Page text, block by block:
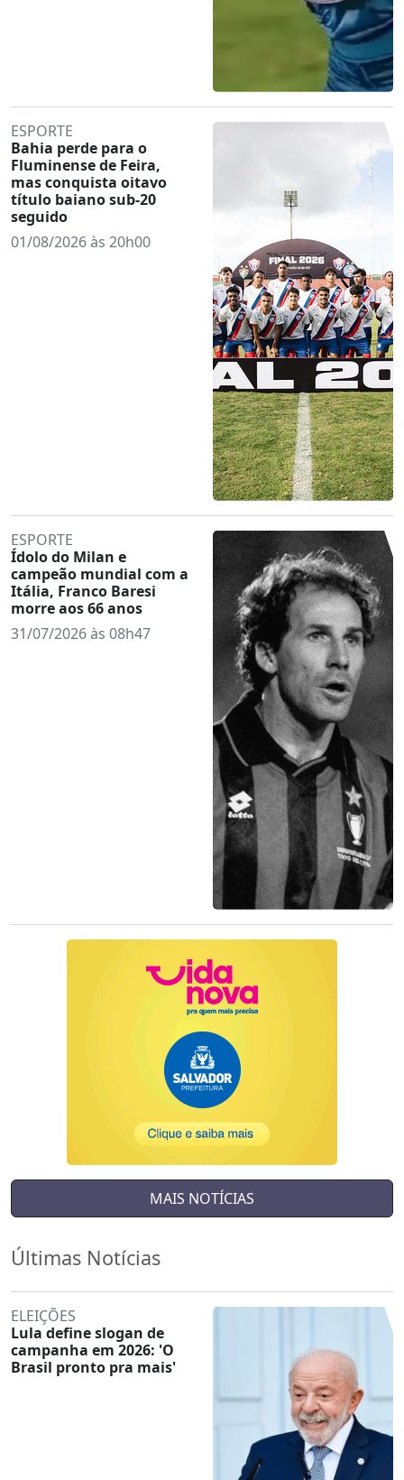
ESPORTE
Bahia perde para o
Fluminense de Feira,
mas conquista oitavo
título baiano sub-20
seguido
01/08/2026 às 20h00
ESPORTE
Ídolo do Milan e
campeão mundial com a
Itália, Franco Baresi
morre aos 66 anos
31/07/2026 às 08h47
MAIS NOTÍCIAS
Últimas Notícias
ELEIÇÕES
Lula define slogan de
campanha em 2026: 'O
Brasil pronto pra mais'